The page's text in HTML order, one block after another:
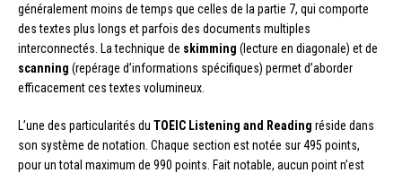
généralement moins de temps que celles de la partie 7, qui comporte
des textes plus longs et parfois des documents multiples
interconnectés. La technique de skimming (lecture en diagonale) et de
scanning (repérage d’informations spécifiques) permet d’aborder
efficacement ces textes volumineux.
L’une des particularités du TOEIC Listening and Reading réside dans
son système de notation. Chaque section est notée sur 495 points,
pour un total maximum de 990 points. Fait notable, aucun point n’est